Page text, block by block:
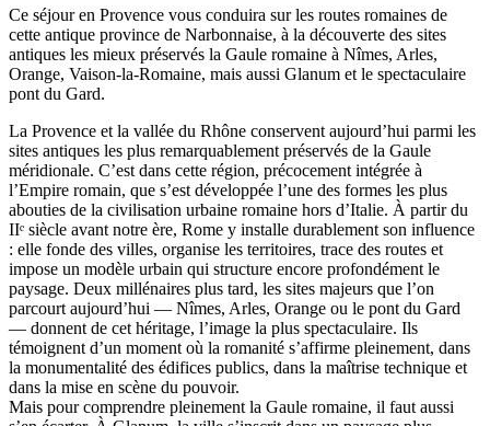
Ce séjour en Provence vous conduira sur les routes romaines de
cette antique province de Narbonnaise, à la découverte des sites
antiques les mieux préservés la Gaule romaine à Nîmes, Arles,
Orange, Vaison-la-Romaine, mais aussi Glanum et le spectaculaire
pont du Gard.
La Provence et la vallée du Rhône conservent aujourd’hui parmi les
sites antiques les plus remarquablement préservés de la Gaule
méridionale. C’est dans cette région, précocement intégrée à
l’Empire romain, que s’est développée l’une des formes les plus
abouties de la civilisation urbaine romaine hors d’Italie. À partir du
IIᵉ siècle avant notre ère, Rome y installe durablement son influence
: elle fonde des villes, organise les territoires, trace des routes et
impose un modèle urbain qui structure encore profondément le
paysage. Deux millénaires plus tard, les sites majeurs que l’on
parcourt aujourd’hui — Nîmes, Arles, Orange ou le pont du Gard
— donnent de cet héritage, l’image la plus spectaculaire. Ils
témoignent d’un moment où la romanité s’affirme pleinement, dans
la monumentalité des édifices publics, dans la maîtrise technique et
dans la mise en scène du pouvoir.
Mais pour comprendre pleinement la Gaule romaine, il faut aussi